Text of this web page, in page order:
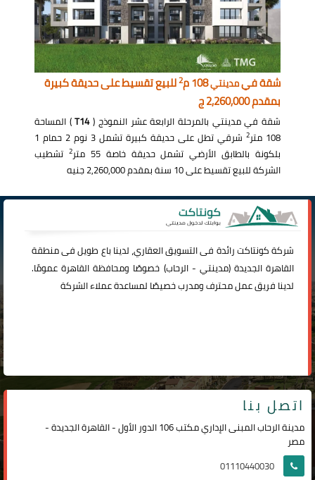
شقة فيمدينتي108 م 2للبيع تقسيط على حديقة كبيرة
بمقدم 2,260,000 ج
شقة في مدينتي بالمرحلة الرابعة عشر النموذج (T14) المساحة
108 متر
2
شرقي تطل على حديقة كبيرة تشمل 3 نوم 2 حمام 1
بلكونة بالطابق الأرضي تشمل حديقة خاصة 55 متر
2 تشطيب
الشركة للبيع تقسيط على 10 سنة بمقدم 2,260,000 جنيه
شركةكونتاكترائدة فى التسويق العقاري، لدينا باع طويل فى منطقة
القاهرة الجديدة (مدينتي -الرحاب) خصوصًا ومحافظة القاهرة عمومًا.
لدينا فريق عمل محترف ومدرب خصيصًا لمساعدة عملاء الشركة
اتصل بنا
مدينة الرحاب المبنى الإداري مكتب 106 الدور الأول - القاهرة الجديدة -
مصر
01110440030